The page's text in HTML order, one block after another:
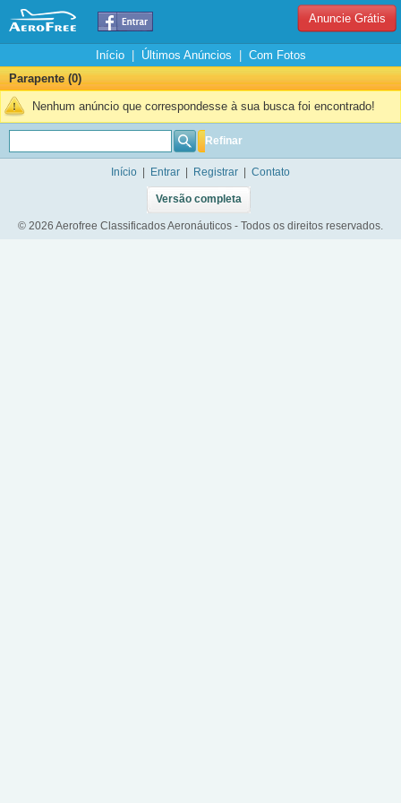
Anuncie Grátis
Início| Últimos Anúncios
Com Fotos
Parapente (0)
Nenhum anúncio que correspondesse à sua busca foi encontrado!
Refinar
Início Entrar Registrar Contato
Versão completa
© 2026 Aerofree Classificados Aeronáuticos - Todos os direitos reservados.